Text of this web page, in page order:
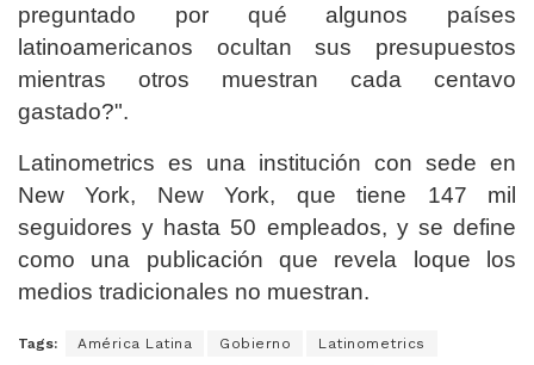
preguntado por qué algunos países
latinoamericanos ocultan sus presupuestos
mientras otros muestran cada centavo
gastado?".
Latinometrics es una institución con sede en
New York, New York, que tiene 147 mil
seguidores y hasta 50 empleados, y se define
como una publicación que revela loque los
medios tradicionales no muestran.
Tags: América Latina Gobierno Latinometrics